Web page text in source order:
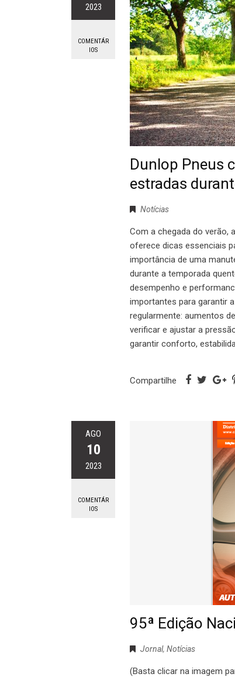
2023
COMENTÁR
IOS
Dunlop Pneus
estradas
Notícias
Com a chegada do verão,
oferece dicas essenciais
importância de uma
durante a temporada
desempenho e
importantes para garantir
regularmente: aumentos
verificar e ajustar a
garantir conforto,
Compartilhe
AGO
10
2023
COMENTÁR
IOS
95ª Edição
Jornal, Notícias
(Basta clicar na imagem